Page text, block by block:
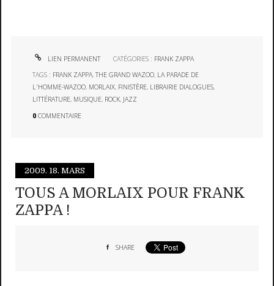
LIEN PERMANENT CATÉGORIES : FRANK ZAPPA
TAGS : FRANK ZAPPA,THE GRAND WAZOO, LA PARADE DE
L'HOMME-WAZOO, MORLAIX, FINISTÈRE, LIBRAIRIE DIALOGUES,
LITTÉRATURE, MUSIQUE, ROCK, JAZZ
0 COMMENTAIRE
2009. 18. MARS
TOUS A MORLAIX POUR FRANK
ZAPPA !
SHARE